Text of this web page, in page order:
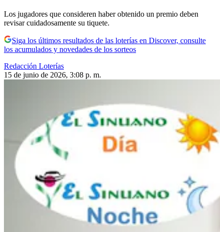
Los jugadores que consideren haber obtenido un premio deben
revisar cuidadosamente su tiquete.
Siga los últimos resultados de las loterías en Discover, consulte
los acumulados y novedades de los sorteos
Redacción Loterías
15 de junio de 2026, 3:08 p. m.